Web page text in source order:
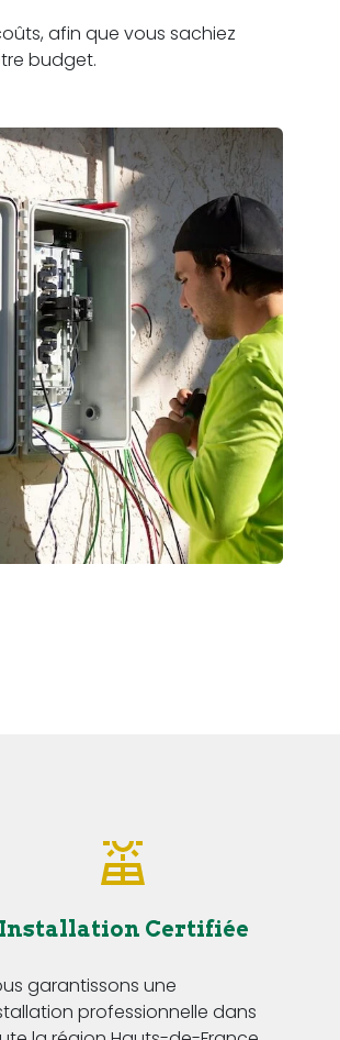
afin que vous sachiez
budget.
Installation Certifiée
garantissons une
professionnelle dans